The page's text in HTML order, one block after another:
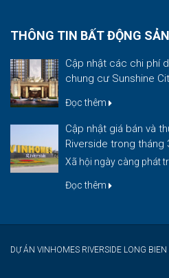
THÔNG TIN BẤT ĐỘNG SẢN
Cập nhật các chi phí
chung cư Sunshine
Đọc thêm
Cập nhật giá bán và
Riverside trong tháng
Xã hội ngày càng phát
Đọc thêm
DỰ ÁN VINHOMES RIVERSIDE LONG BIEN |